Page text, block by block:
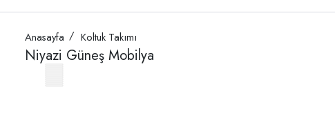
Anasayfa Koltuk Takımı
Niyazi Güneş Mobilya